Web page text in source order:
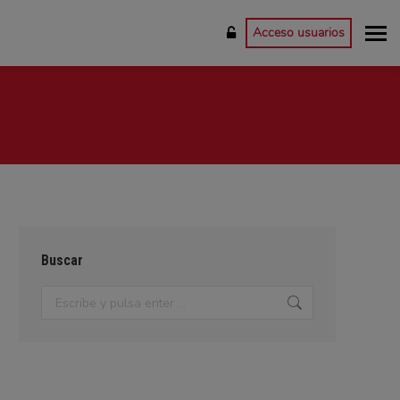
Acceso usuarios
Buscar
Buscar: